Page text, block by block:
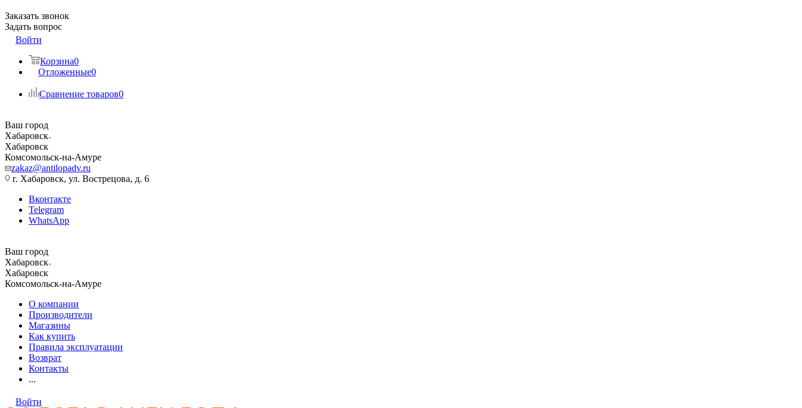
Заказать звонок
Задать вопрос
Войти
Корзина0
Отложенные0
Сравнение товаров0
Ваш город
Хабаровск
Хабаровск
Комсомольск-на-Амуре
zakaz@antilopadv.ru
г. Хабаровск, ул. Вострецова, д. 6
Вконтакте
Telegram
WhatsApp
Ваш город
Хабаровск
Хабаровск
Комсомольск-на-Амуре
О компании
Производители
Магазины
Как купить
Правила эксплуатации
Возврат
Контакты
...
Войти